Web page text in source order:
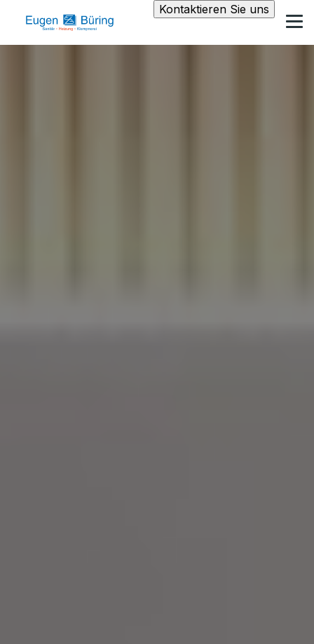
Kontaktieren Sie uns